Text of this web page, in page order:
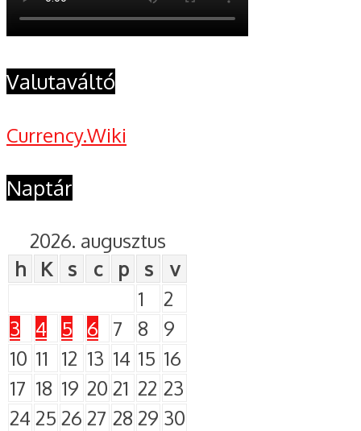
Valutaváltó
Currency.Wiki
Naptár
2026. augusztus
h
K s c p s
v
1
2
3
4 5 6 7 8
9
10 11 12 13 14 15 16
17 18 19 20 21 22 23
2425 26 27 28 29 30